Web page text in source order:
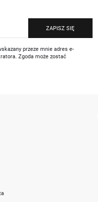
ZAPISZ SIĘ
przeze mnie adres e-
Zgoda może zostać